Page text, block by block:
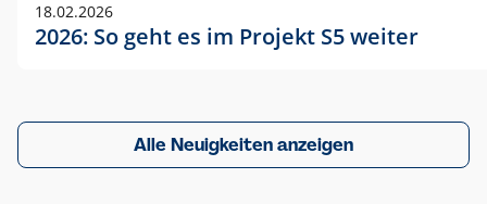
18.02.2026
2026: So geht es im Projekt S5 weiter
Alle Neuigkeiten anzeigen